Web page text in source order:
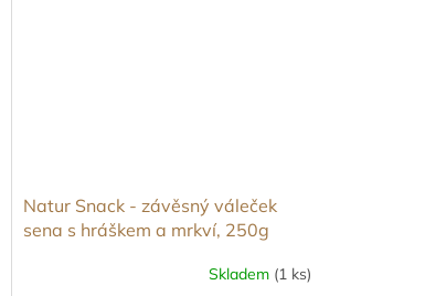
Natur Snack - závěsný váleček
sena s hráškem a mrkví, 250g
Skladem (1 ks)